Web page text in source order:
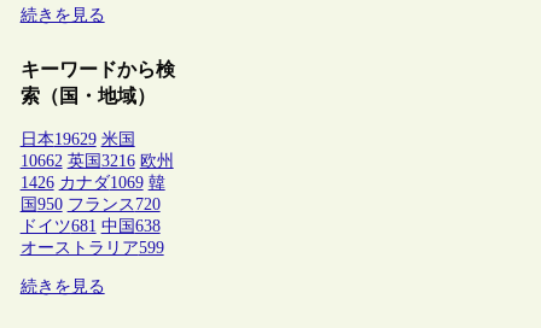
続きを見る
キーワードから検
索（国・地域）
日本19629 米国
10662 英国 3216 欧州
1426 カナダ1069 韓
国 950 フランス 720
ドイツ681 中国 638
オーストラリア599
続きを見る